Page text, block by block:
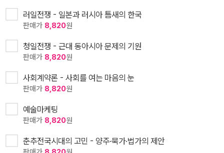
러일전쟁 - 일본과 러시아 틈새의 한국
판매가 8,820원
청일전쟁 - 근대 동아시아 문제의 기원
판매가 8,820원
사회계약론 - 사회를 여는 마음의 눈
판매가 8,820원
예술마케팅
판매가 8,820원
춘추전국시대의 고민 - 양주·묵가·법가의 제안